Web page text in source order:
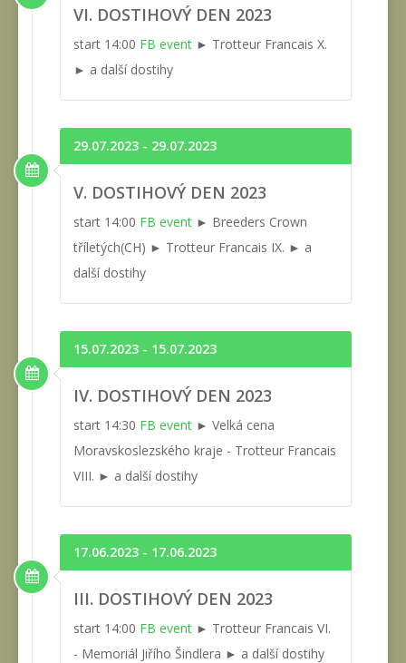
VI. DOSTIHOVÝ DEN 2023
start 14:00 FB event ► Trotteur Francais X.
► a další dostihy
29.07.2023 - 29.07.2023
V. DOSTIHOVÝ DEN 2023
start 14:00 FB event ► Breeders Crown
tříletých(CH) ► Trotteur Francais IX. ► a
další dostihy
15.07.2023 - 15.07.2023
IV. DOSTIHOVÝ DEN 2023
start 14:30 FB event ► Velká cena
Moravskoslezského kraje - Trotteur Francais
VIII. ► a další dostihy
17.06.2023 - 17.06.2023
III. DOSTIHOVÝ DEN 2023
start 14:00 FB event ► Trotteur Francais VI.
- Memoriál Jiřího Šindlera ► a další dostihy